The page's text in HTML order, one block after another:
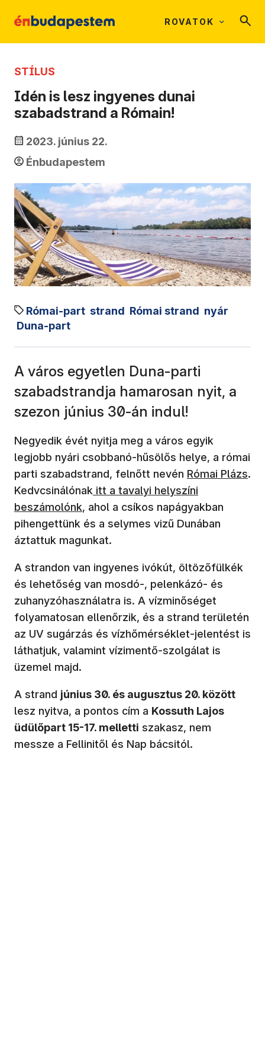
ROVATOK
STÍLUS
Idén is lesz ingyenes dunai
szabadstrand a Rómain!
2023. június 22.
Énbudapestem
Római-part strand Római strand nyár
Duna-part
A város egyetlen Duna-parti
szabadstrandja hamarosan nyit, a
szezon június 30-án indul!
Negyedik évét nyitja meg a város egyik
legjobb nyári csobbanó-hűsölős helye, a római
parti szabadstrand, felnőtt nevén (új ablakban
Római Plázs.
Kedvcsinálónak itt a tavalyi helyszíni
beszámolónk, ahol a csíkos napágyakban
pihengettünk és a selymes vizű Dunában
áztattuk magunkat.
A strandon van ingyenes ivókút, öltözőfülkék
és lehetőség van mosdó-, pelenkázó- és
zuhanyzóhasználatra is. A vízminőséget
folyamatosan ellenőrzik, és a strand területén
az UV sugárzás és vízhőmérséklet-jelentést is
láthatjuk, valamint vízimentő-szolgálat is
üzemel majd.
A strand június 30. és augusztus 20. között
lesz nyitva, a pontos cím a Kossuth Lajos
üdülőpart 15-17. melletti szakasz, nem
messze a Fellinitől és Nap bácsitól.